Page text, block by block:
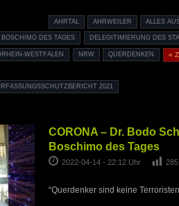
AHRTAL AHRWEILER ALLES
BOSCHIMO DES TAGES DELEGITIMIERUNG DES
WESTFALEN NRW QUERDENKEN «
2021
CORONA – Dr. Bodo
Boschimo des Tages
2022-04-14 - 22:12 Uhr 285
“Querdenker sind keine